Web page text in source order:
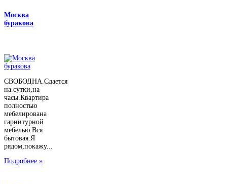
Москва
буракова
СВОБОДНА.Сдается
на сутки,на
часы.Квартира
полностью
мебелирована
гарнитурной
мебелью.Вся
бытовая.Я
рядом,покажу...
Подробнее »